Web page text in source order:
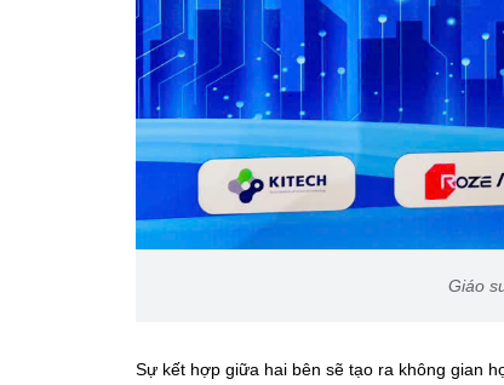
Giáo
Sự kết hợp giữa hai bên sẽ tạo ra không gian